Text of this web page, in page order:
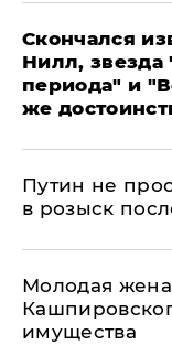
Скончался
Нилл, звезда
периода" и
же
Путин не
в розыск
Молодая
имущества